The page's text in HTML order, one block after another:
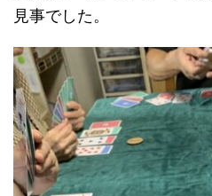
見事でした。